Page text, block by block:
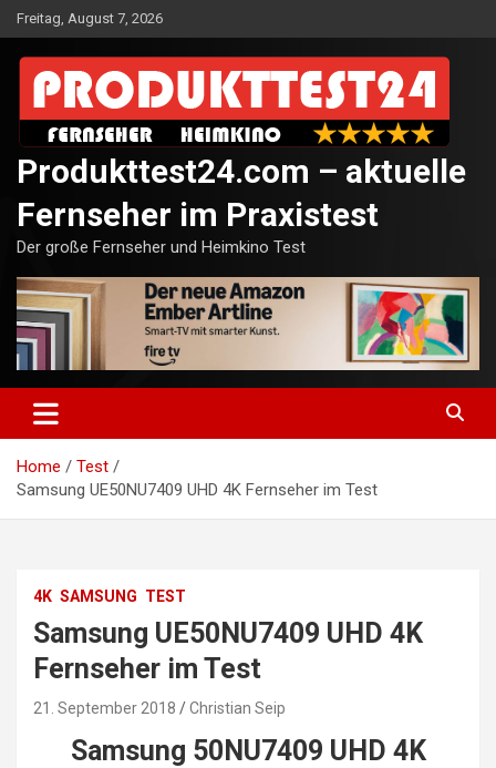
Skip
to
content
Freitag, August 7, 2026
Produkttest24.com – aktuelle
Fernseher im Praxistest
Der große Fernseher und Heimkino Test
Home
Test
Samsung UE50NU7409 UHD 4K Fernseher im Test
4K SAMSUNG TEST
Samsung UE50NU7409 UHD 4K
Fernseher im Test
21. September 2018 Christian Seip
Samsung 50NU7409 UHD 4K